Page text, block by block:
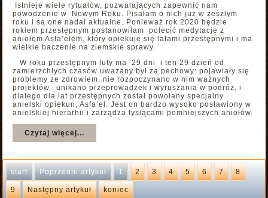
Istnieje wiele rytuałów, pozwalających zapewnić nam
powodzenie w Nowym Roku. Pisałam o nich już w zeszłym
roku i są one nadal aktualne. Ponieważ rok 2020 będzie
rokiem przestępnym postanowiłam polecić medytację z
aniołem Asfa’elem, który opiekuje się latami przestępnymi i ma
wielkie baczenie na ziemskie sprawy.
W roku przestępnym luty ma 29 dni i ten 29 dzień od
zamierzchłych czasów uważany był za pechowy: pojawiały się
problemy ze zdrowiem, nie rozpoczynano w nim ważnych
projektów, unikano przeprowadzek i wyruszania w podróż, i
dlatego dla lat przestępnych został powołany specjalny
anielski opiekun, Asfa’el. Jest on bardzo wysoko postawiony w
anielskiej hierarhii i zarządza tysiącami pomniejszych aniołów.
Czytaj więcej...
start Poprzedni artykuł 1 2 3 4 5 6 7 8
9 Następny artykuł koniec